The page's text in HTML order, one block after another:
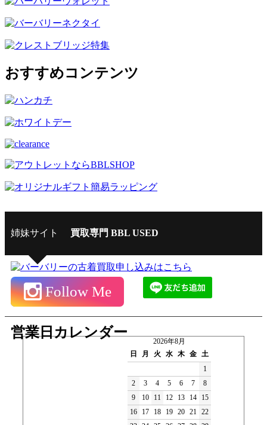
おすすめコンテンツ
姉妹サイト 買取専門 BBL USED
Follow Me
営業日カレンダー
2026年8月
日
月 火 水 木 金
土
1
2
3 4 5 6 7
8
9
10 11 12 13 14
15
16
17 18 19 20 21
22